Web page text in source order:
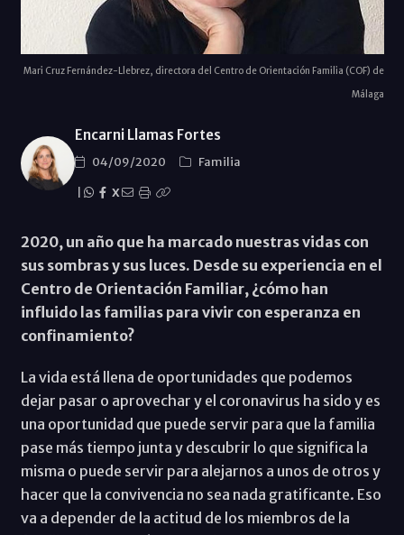
Mari Cruz Fernández-Llebrez, directora del Centro de Orientación Familia (COF) de
Málaga
Encarni Llamas Fortes
04/09/2020
Familia
X
2020, un año que ha marcado nuestras vidas con
sus sombras y sus luces. Desde su experiencia en el
Centro de Orientación Familiar, ¿cómo han
influido las familias para vivir con esperanza en
confinamiento?
La vida está llena de oportunidades que podemos
dejar pasar o aprovechar y el coronavirus ha sido y es
una oportunidad que puede servir para que la familia
pase más tiempo junta y descubrir lo que significa la
misma o puede servir para alejarnos a unos de otros y
hacer que la convivencia no sea nada gratificante. Eso
va a depender de la actitud de los miembros de la